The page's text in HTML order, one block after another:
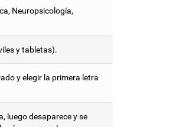
Neuropsicología,
y tabletas).
y elegir la primera letra
luego desaparece y se